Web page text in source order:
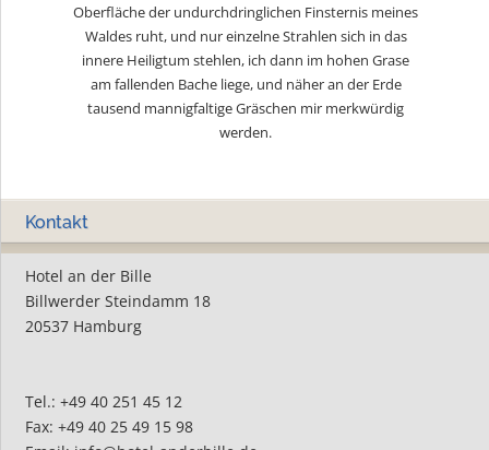
Oberfläche der undurchdringlichen Finsternis meines
Waldes ruht, und nur einzelne Strahlen sich in das
innere Heiligtum stehlen, ich dann im hohen Grase
am fallenden Bache liege, und näher an der Erde
tausend mannigfaltige Gräschen mir merkwürdig
werden.
Kontakt
Hotel an der Bille
Billwerder Steindamm 18
20537 Hamburg
Tel.: +49 40 251 45 12
Fax: +49 40 25 49 15 98